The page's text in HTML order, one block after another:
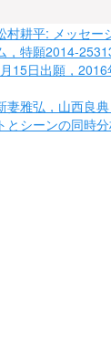
村耕平: メッセー
，特願2014-
15日出願，
妻雅弘，山西良
とシーンの同時